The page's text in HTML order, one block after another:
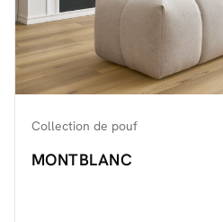
Collection de pouf
MONTBLANC